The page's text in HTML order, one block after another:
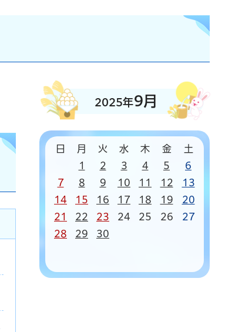
2025年9月
日 月 火 水 木 金
土
1
2 3 4 5
6
7
8 9 10 11 12
13
14
15 16 17 18 19
20
21
22 23 24 25 26
27
28
29 30